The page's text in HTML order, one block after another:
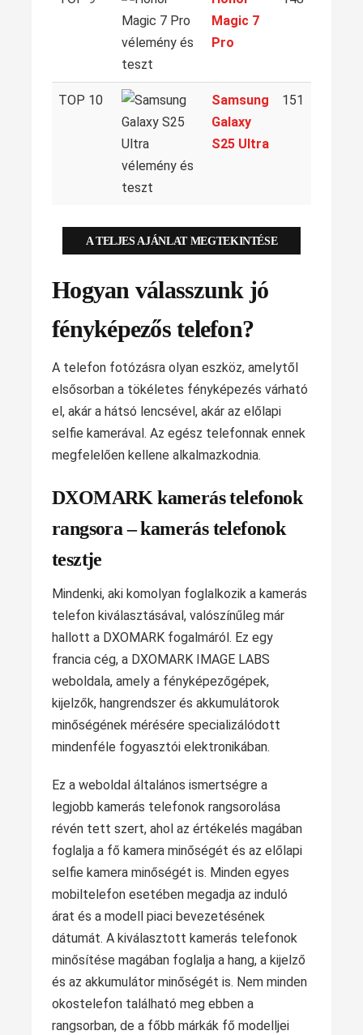
Magic 7
Pro
TOP 10
Samsung
Galaxy
S25 Ultra
151
A TELJES AJÁNLAT MEGTEKINTÉSE
Hogyan válasszunk jó
fényképezős telefon?
A telefon fotózásra olyan eszköz, amelytől
elsősorban a tökéletes fényképezés várható
el, akár a hátsó lencsével, akár az előlapi
selfie kamerával. Az egész telefonnak ennek
megfelelően kellene alkalmazkodnia.
DXOMARK kamerás telefonok
rangsora – kamerás telefonok
tesztje
Mindenki, aki komolyan foglalkozik a kamerás
telefon kiválasztásával, valószínűleg már
hallott a DXOMARK fogalmáról. Ez egy
francia cég, a DXOMARK IMAGE LABS
weboldala, amely a fényképezőgépek,
kijelzők, hangrendszer és akkumulátorok
minőségének mérésére specializálódott
mindenféle fogyasztói elektronikában.
Ez a weboldal általános ismertségre a
legjobb kamerás telefonok rangsorolása
révén tett szert, ahol az értékelés magában
foglalja a fő kamera minőségét és az előlapi
selfie kamera minőségét is. Minden egyes
mobiltelefon esetében megadja az induló
árat és a modell piaci bevezetésének
dátumát. A kiválasztott kamerás telefonok
minősítése magában foglalja a hang, a kijelző
és az akkumulátor minőségét is. Nem minden
okostelefon található meg ebben a
rangsorban, de a főbb márkák fő modelljei